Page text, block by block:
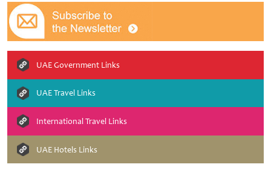
UAE Government Links
UAE Travel Links
International Travel Links
UAE Hotels Links